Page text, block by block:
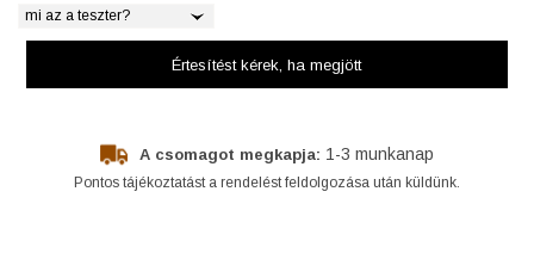
mi az a teszter?
Értesítést kérek , ha megjött
A csomagot megkapja: 1-3 munkanap
Pontos tájékoztatást a rendelést feldolgozása után küldünk.